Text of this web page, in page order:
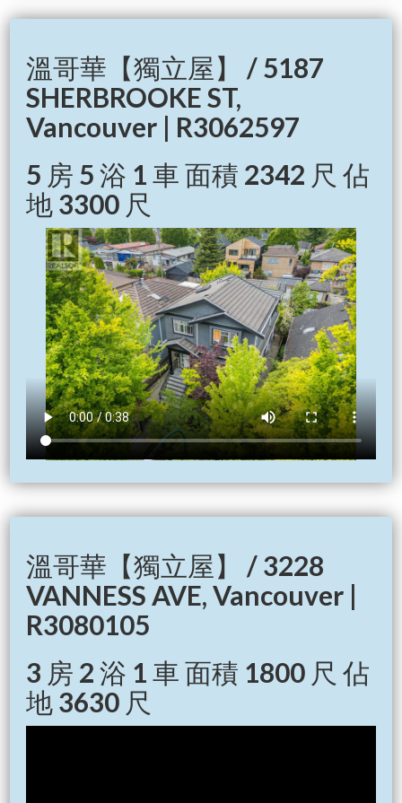
溫哥華【獨立屋】 / 5187
SHERBROOKE ST,
Vancouver | R3062597
5 房 5 浴 1 車 面積 2342 尺 佔
地 3300 尺
溫哥華【獨立屋】 / 3228
VANNESS AVE, Vancouver |
R3080105
3 房 2 浴 1 車 面積 1800 尺 佔
地 3630 尺